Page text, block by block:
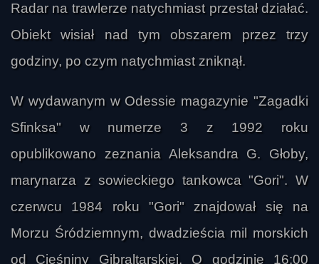
Radar na trawlerze natychmiast przestał działać.
Obiekt wisiał nad tym obszarem przez trzy
godziny, po czym natychmiast zniknął.
W wydawanym w Odessie magazynie "Zagadki
Sfinksa" w numerze 3 z 1992 roku
opublikowano zeznania Aleksandra G. Głoby,
marynarza z sowieckiego tankowca "Gori". W
czerwcu 1984 roku "Gori" znajdował się na
Morzu Śródziemnym, dwadzieścia mil morskich
od Cieśniny Gibraltarskiej. O godzinie 16:00